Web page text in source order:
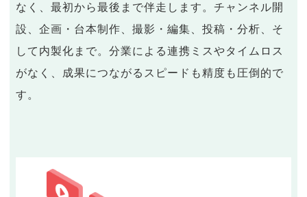
なく、最初から最後まで伴走します。チャンネル開
設、企画・台本制作、撮影・編集、投稿・分析、そ
して内製化まで。分業による連携ミスやタイムロス
がなく、成果につながるスピードも精度も圧倒的で
す。